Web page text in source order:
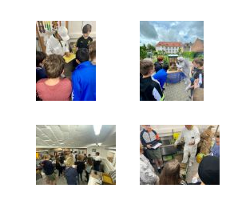
Satzung
Leistungen
FORMULARE
Krankmeldung
Freistellungsantrag